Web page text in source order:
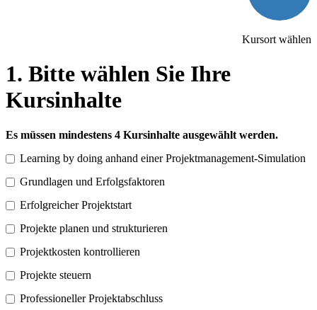
Kursort wählen
1. Bitte wählen Sie Ihre
Kursinhalte
Es müssen mindestens 4 Kursinhalte ausgewählt werden.
Learning by doing anhand einer Projektmanagement-Simulation
Grundlagen und Erfolgsfaktoren
Erfolgreicher Projektstart
Projekte planen und strukturieren
Projektkosten kontrollieren
Projekte steuern
Professioneller Projektabschluss